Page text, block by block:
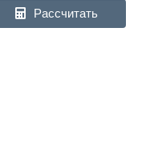
Рассчитать